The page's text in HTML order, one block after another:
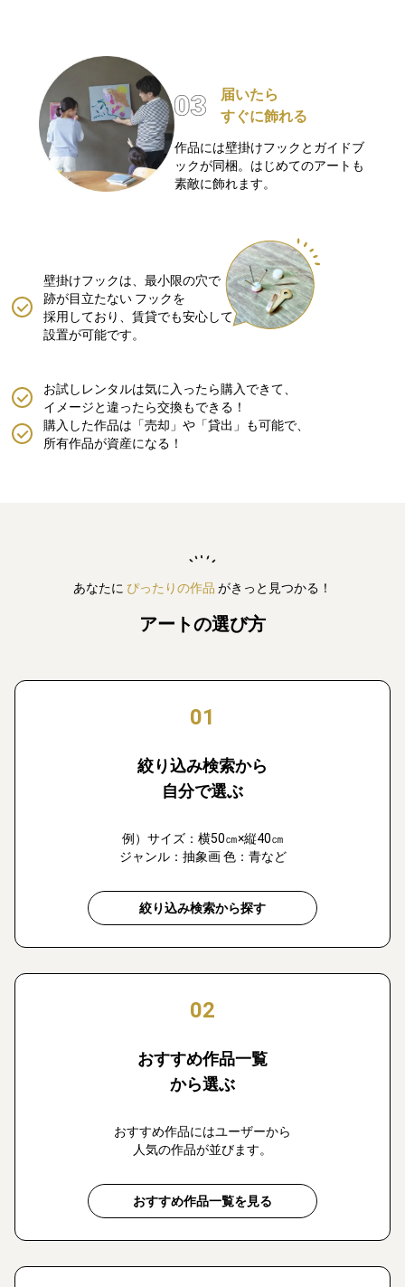
届いたら
すぐに飾れる
作品には壁掛けフックとガイドブ
ックが同梱。はじめてのアートも
素敵に飾れます。
壁掛けフックは、最小限の穴で
跡が目立たない フックを
採用しており、賃貸でも安心して
設置が可能です。
購入した作品は「売却」や「貸出」も可能で、
所有作品が資産になる！
お試しレンタルは気に入ったら購入できて、
イメージと違ったら交換もできる！
あなたに ぴったりの作品 がきっと見つかる！
アートの選び方
01
絞り込み検索から
自分で選ぶ
例）サイズ：横50㎝×縦40㎝
ジャンル：抽象画 色：青など
絞り込み検索から探す
02
おすすめ作品一覧
から選ぶ
おすすめ作品にはユーザーから
人気の作品が並びます。
おすすめ作品一覧を見る